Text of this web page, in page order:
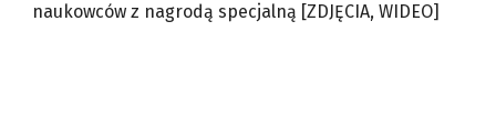
naukowców z nagrodą specjalną [ZDJĘCIA, WIDEO]